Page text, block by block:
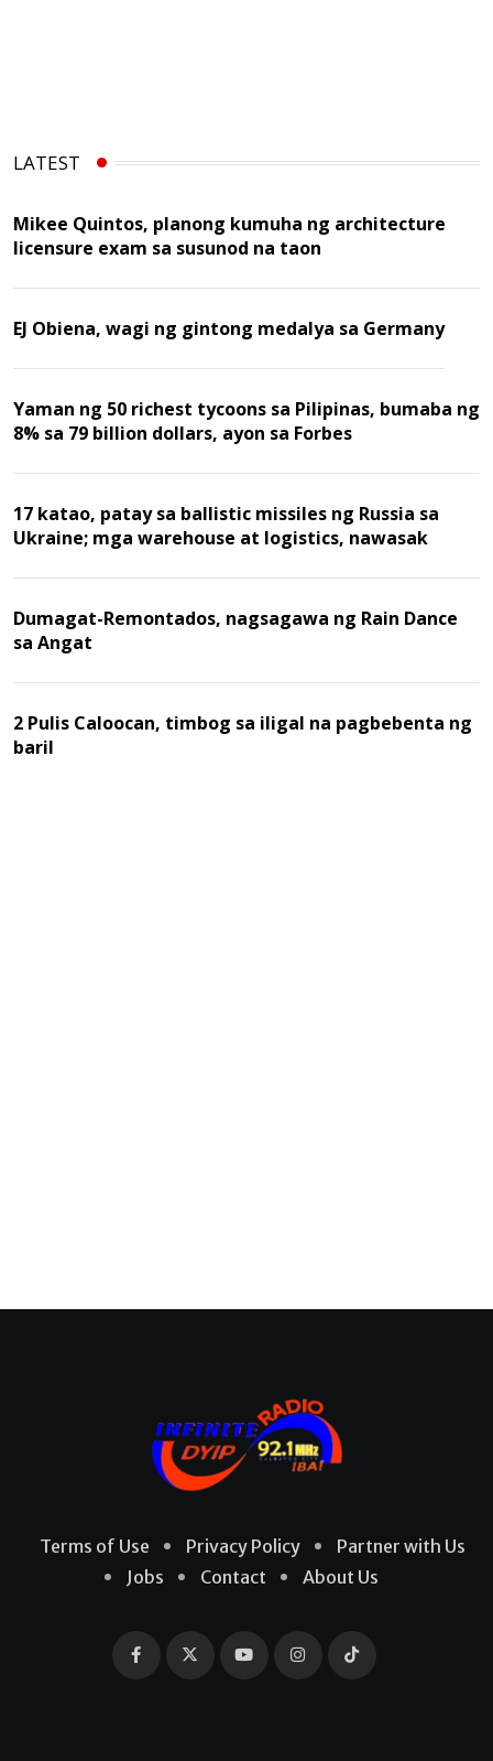
LATEST
Mikee Quintos, planong kumuha ng architecture
licensure exam sa susunod na taon
EJ Obiena, wagi ng gintong medalya sa Germany
Yaman ng 50 richest tycoons sa Pilipinas, bumaba ng
8% sa 79 billion dollars, ayon sa Forbes
17 katao, patay sa ballistic missiles ng Russia sa
Ukraine; mga warehouse at logistics, nawasak
Dumagat-Remontados, nagsagawa ng Rain Dance
sa Angat
2 Pulis Caloocan, timbog sa iligal na pagbebenta ng
baril
Terms of Use Privacy Policy
Partner with Us
Jobs
Contact About Us